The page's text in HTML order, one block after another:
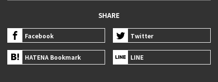
SHARE
Facebook Twitter
HATENA Bookmark LINE